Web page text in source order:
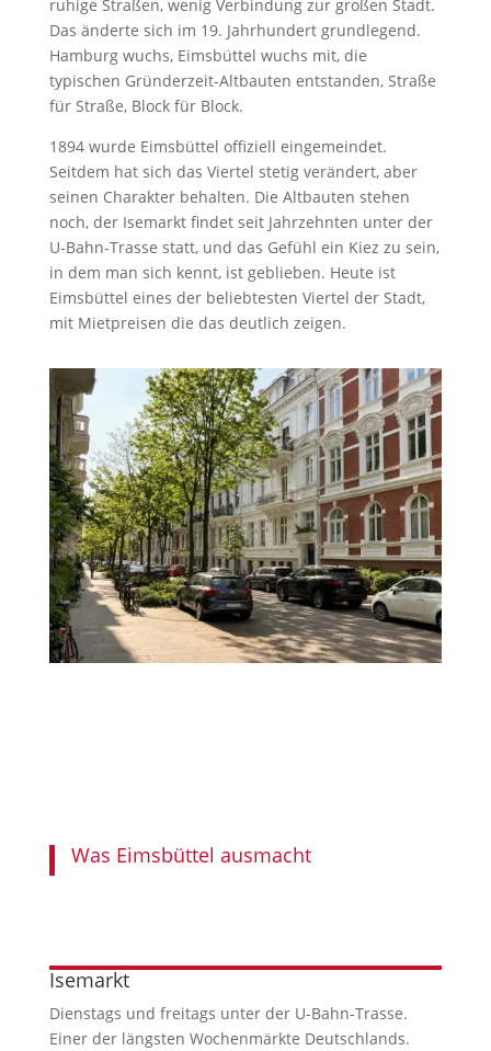
ruhige Straßen, wenig Verbindung zur großen Stadt.
Das änderte sich im 19. Jahrhundert grundlegend.
Hamburg wuchs, Eimsbüttel wuchs mit, die
typischen Gründerzeit-Altbauten entstanden, Straße
für Straße, Block für Block.
1894 wurde Eimsbüttel offiziell eingemeindet.
Seitdem hat sich das Viertel stetig verändert, aber
seinen Charakter behalten. Die Altbauten stehen
noch, der Isemarkt findet seit Jahrzehnten unter der
U-Bahn-Trasse statt, und das Gefühl ein Kiez zu sein,
in dem man sich kennt, ist geblieben. Heute ist
Eimsbüttel eines der beliebtesten Viertel der Stadt,
mit Mietpreisen die das deutlich zeigen.
Was Eimsbüttel ausmacht
Isemarkt
Dienstags und freitags unter der U-Bahn-Trasse.
Einer der längsten Wochenmärkte Deutschlands.